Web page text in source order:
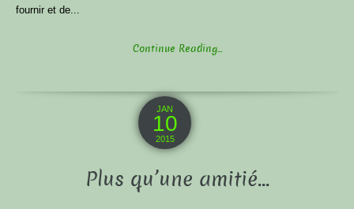
fournir et de...
Continue Reading...
JAN
10
2015
Plus qu’une amitié…